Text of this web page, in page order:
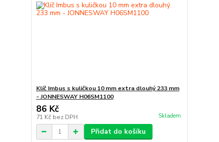
Klíč Imbus s kuličkou 10 mm extra dlouhý 233 mm
- JONNESWAY H06SM1100
86 Kč
71 Kč bez DPH Skladem
Přidat do košíku